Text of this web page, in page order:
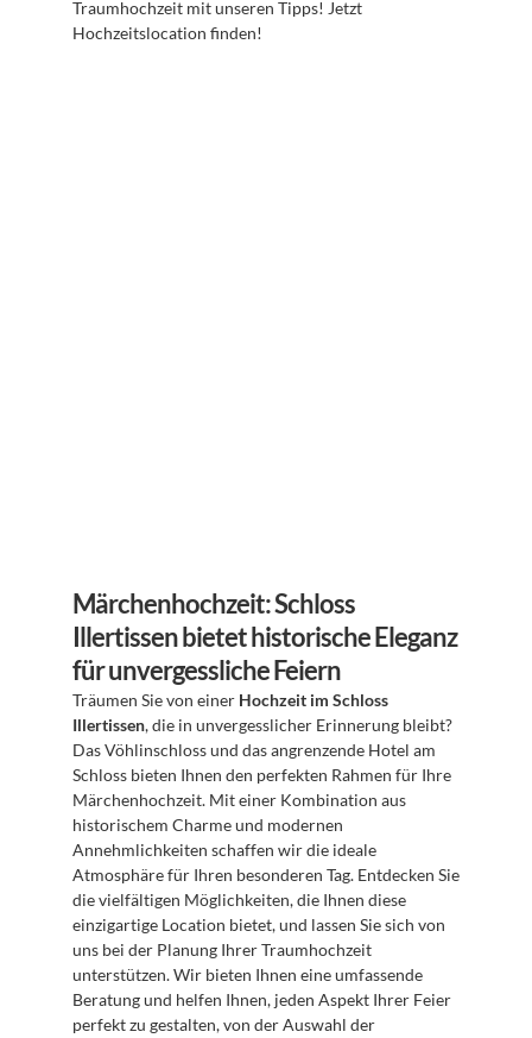
Traumhochzeit mit unseren Tipps! Jetzt
Hochzeitslocation finden!
Märchenhochzeit: Schloss
Illertissen bietet historische Eleganz
für unvergessliche Feiern
Träumen Sie von einer Hochzeit im Schloss
Illertissen, die in unvergesslicher Erinnerung bleibt?
Das Vöhlinschloss und das angrenzende Hotel am
Schloss bieten Ihnen den perfekten Rahmen für Ihre
Märchenhochzeit. Mit einer Kombination aus
historischem Charme und modernen
Annehmlichkeiten schaffen wir die ideale
Atmosphäre für Ihren besonderen Tag. Entdecken Sie
die vielfältigen Möglichkeiten, die Ihnen diese
einzigartige Location bietet, und lassen Sie sich von
uns bei der Planung Ihrer Traumhochzeit
unterstützen. Wir bieten Ihnen eine umfassende
Beratung und helfen Ihnen, jeden Aspekt Ihrer Feier
perfekt zu gestalten, von der Auswahl der